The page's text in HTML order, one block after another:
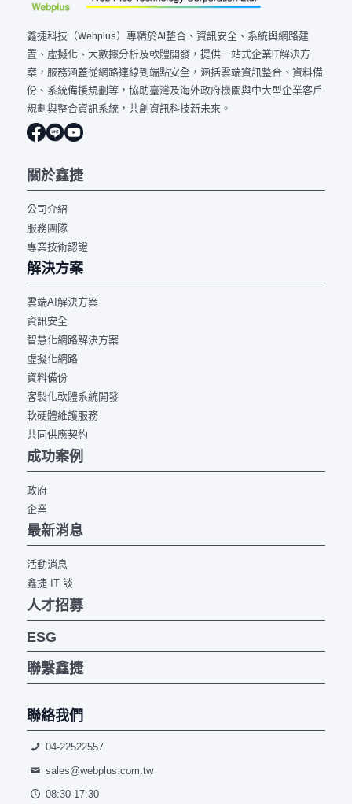
鑫捷科技（Webplus）專精於AI整合、資訊安全、系統與網路建
置、虛擬化、大數據分析及軟體開發，提供一站式企業IT解決方
案，服務涵蓋從網路連線到端點安全，涵括雲端資訊整合、資料備
份、系統備援規劃等，協助臺灣及海外政府機關與中大型企業客戶
規劃與整合資訊系統，共創資訊科技新未來。
關於鑫捷
公司介紹
服務團隊
專業技術認證
解決方案
雲端AI解決方案
資訊安全
智慧化網路解決方案
虛擬化網路
資料備份
客製化軟體系統開發
軟硬體維護服務
共同供應契約
成功案例
政府
企業
最新消息
活動消息
鑫捷 IT 談
人才招募
ESG
聯繫鑫捷
聯絡我們
04-22522557
sales@webplus.com.tw
08:30-17:30